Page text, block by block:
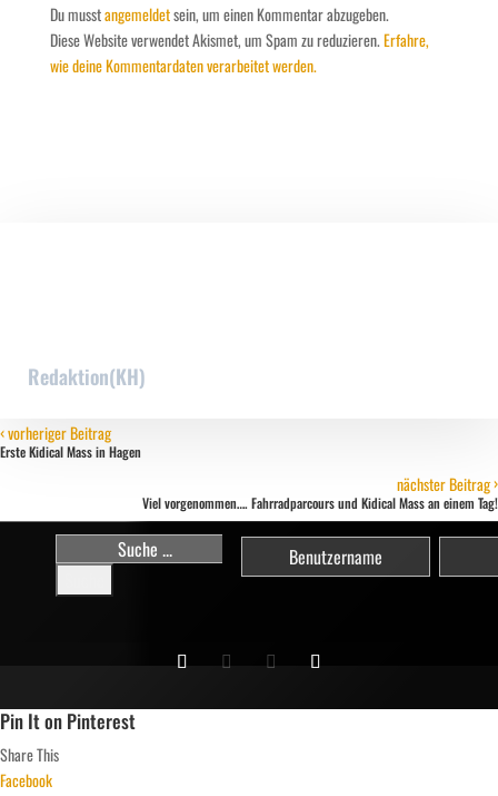
Du musstangemeldetsein, um einen Kommentar abzugeben.
Diese Website verwendet Akismet, um Spam zu reduzieren.Erfahre,
wie deine Kommentardaten verarbeitet werden.
Redaktion(KH)
‹vorheriger Beitrag
Erste Kidical Mass in Hagen
nächster Beitrag›
Viel vorgenommen…. Fahrradparcours und Kidical Mass an einem Tag!
nach:
Pin It on Pinterest
Share This
Facebook